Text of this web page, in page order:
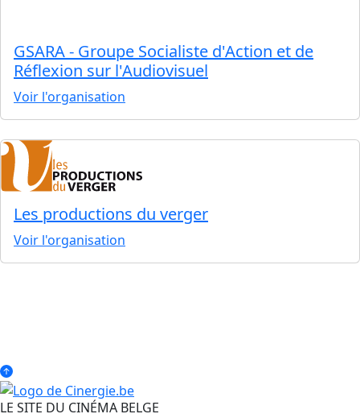
GSARA - Groupe Socialiste d'Action et de
Réflexion sur l'Audiovisuel
Voir l'organisation
Les productions du verger
Voir l'organisation
LE SITE DU CINÉMA BELGE